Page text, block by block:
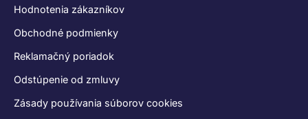
Hodnotenia zákazníkov
Obchodné podmienky
Reklamačný poriadok
Odstúpenie od zmluvy
Zásady používania súborov cookies